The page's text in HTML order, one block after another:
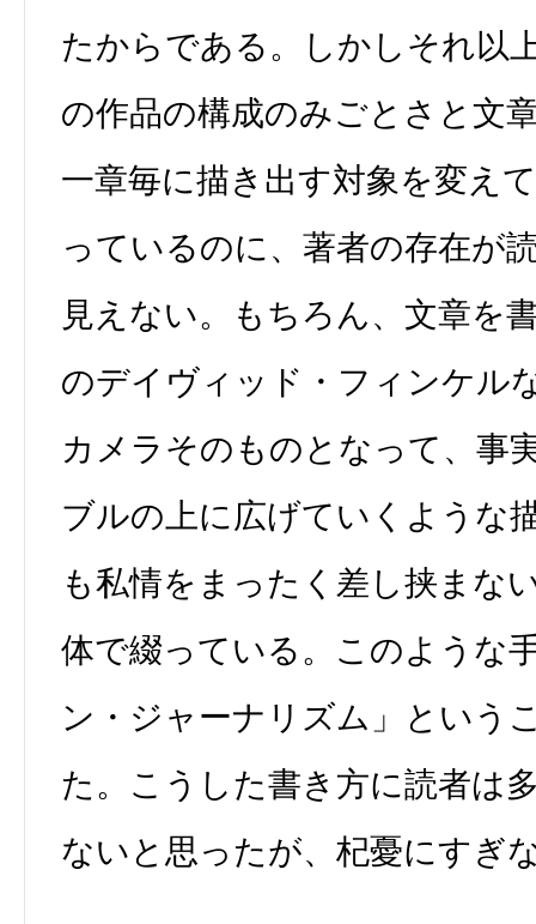
たからである。しかしそれ以
の作品の構成のみごとさと文
一章毎に描き出す対象を変え
っているのに、著者の存在が
見えない。もちろん、文章を
のデイヴィッド・フィンケル
カメラそのものとなって、事
ブルの上に広げていくような
も私情をまったく差し挟まな
体で綴っている。このような
ン・ジャーナリズム」という
た。こうした書き方に読者は
ないと思ったが、杞憂にすぎ